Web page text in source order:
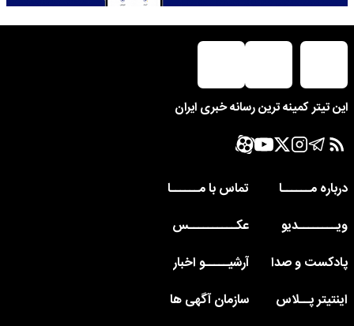
این تیتر کمینه ترین رسانه خبری ایران
درباره مــــــا
تماس با مــــــا
ویــــــــدیو
عکــــــــــس
پادکست و صدا
آرشیـــــو اخبار
اینتیتر پــلاس
سازمان آگهی ها